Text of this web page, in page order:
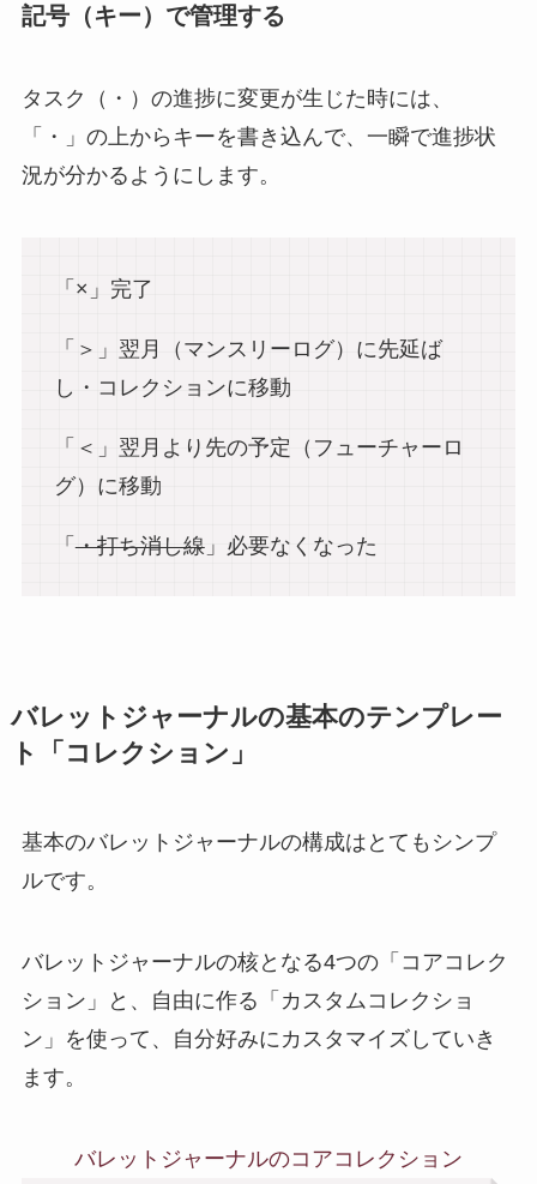
記号（キー）で管理する
タスク（・）の進捗に変更が生じた時には、
「・」の上からキーを書き込んで、一瞬で進捗状
況が分かるようにします。
「×」完了
「＞」翌月（マンスリーログ）に先延ば
し・コレクションに移動
「＜」翌月より先の予定（フューチャーロ
グ）に移動
「・打ち消し線」必要なくなった
バレットジャーナルの基本のテンプレー
ト「コレクション」
基本のバレットジャーナルの構成はとてもシンプ
ルです。
バレットジャーナルの核となる4つの「コアコレク
ション」と、自由に作る「カスタムコレクショ
ン」を使って、自分好みにカスタマイズしていき
ます。
バレットジャーナルのコアコレクション